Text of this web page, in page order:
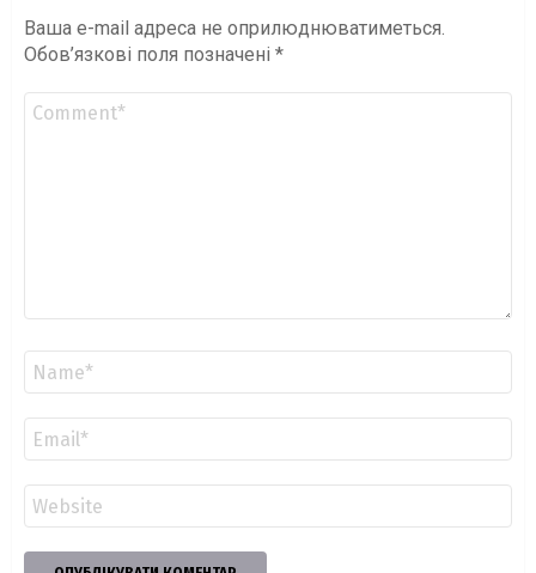
Ваша e-mail адреса не оприлюднюватиметься.
Обов’язкові поля позначені *
Коментар